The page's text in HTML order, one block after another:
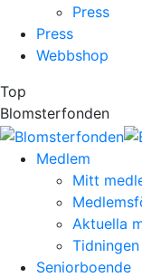
Press
Press
Webbshop
Top
Blomsterfonden
Medlem
Mitt
Aktuella
Seniorboende